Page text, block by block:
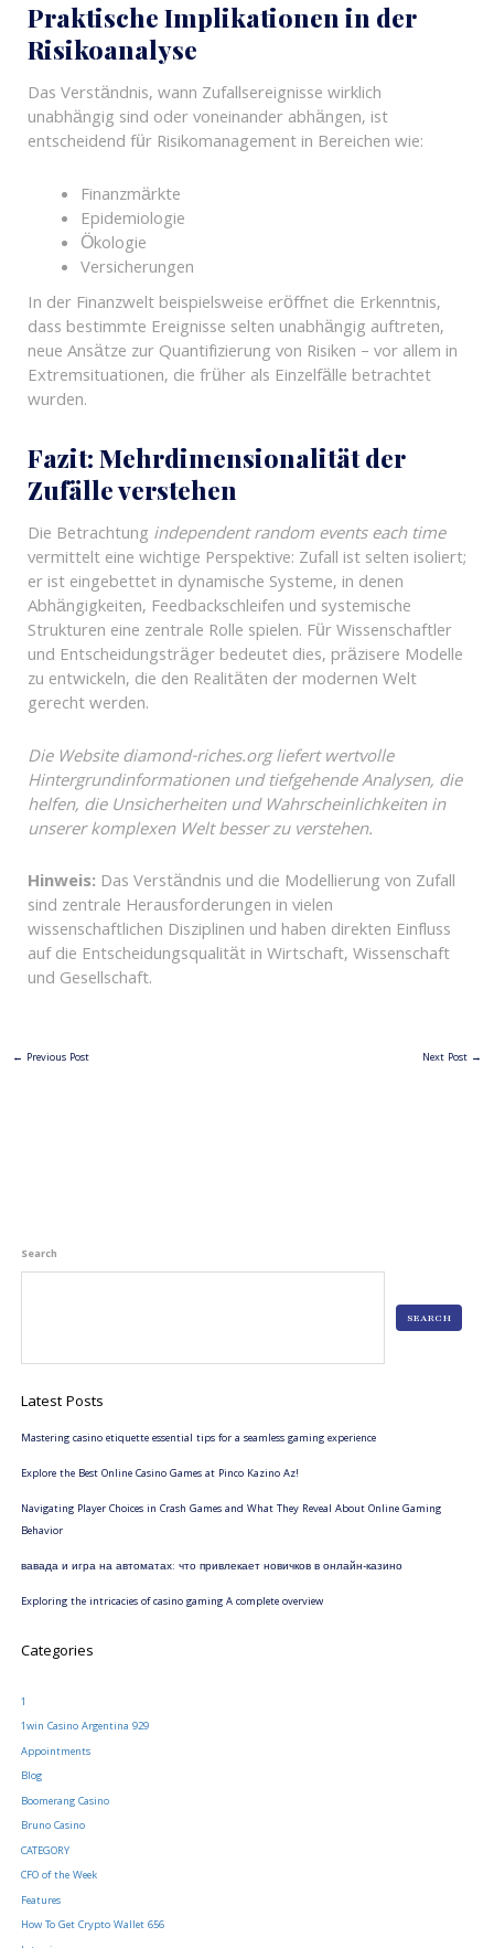
Praktische Implikationen in der
Risikoanalyse
Das Verständnis, wann Zufallsereignisse wirklich
unabhängig sind oder voneinander abhängen, ist
entscheidend für Risikomanagement in Bereichen wie:
Finanzmärkte
Epidemiologie
Ökologie
Versicherungen
In der Finanzwelt beispielsweise eröffnet die Erkenntnis,
dass bestimmte Ereignisse selten unabhängig auftreten,
neue Ansätze zur Quantifizierung von Risiken – vor allem in
Extremsituationen, die früher als Einzelfälle betrachtet
wurden.
Fazit: Mehrdimensionalität der
Zufälle verstehen
Die Betrachtung independent random events each time
vermittelt eine wichtige Perspektive: Zufall ist selten isoliert;
er ist eingebettet in dynamische Systeme, in denen
Abhängigkeiten, Feedbackschleifen und systemische
Strukturen eine zentrale Rolle spielen. Für Wissenschaftler
und Entscheidungsträger bedeutet dies, präzisere Modelle
zu entwickeln, die den Realitäten der modernen Welt
gerecht werden.
Die Website diamond-riches.org liefert wertvolle
Hintergrundinformationen und tiefgehende Analysen, die
helfen, die Unsicherheiten und Wahrscheinlichkeiten in
unserer komplexen Welt besser zu verstehen.
Hinweis: Das Verständnis und die Modellierung von Zufall
sind zentrale Herausforderungen in vielen
wissenschaftlichen Disziplinen und haben direkten Einfluss
auf die Entscheidungsqualität in Wirtschaft, Wissenschaft
und Gesellschaft.
← Previous Post Next Post →
Search
SEARCH
Latest Posts
Mastering casino etiquette essential tips for a seamless gaming experience
Explore the Best Online Casino Games at Pinco Kazino Az!
Navigating Player Choices in Crash Games and What They Reveal About Online Gaming
Behavior
вавада и игра на автоматах: что привлекает новичков в онлайн-казино
Exploring the intricacies of casino gaming A complete overview
Categories
1
1win Casino Argentina 929
Appointments
Blog
Boomerang Casino
Bruno Casino
CATEGORY
CFO of the Week
Features
How To Get Crypto Wallet 656